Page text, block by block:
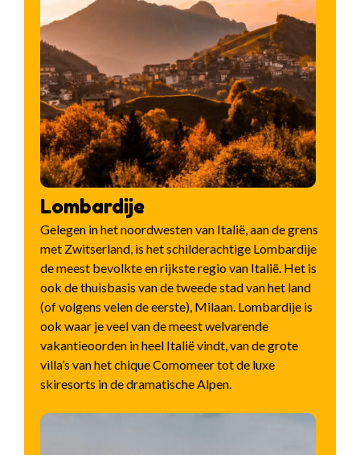
Lombardije
Gelegen in het noordwesten van Italië, aan de grens
met Zwitserland, is het schilderachtige Lombardije
de meest bevolkte en rijkste regio van Italië. Het is
ook de thuisbasis van de tweede stad van het land
(of volgens velen de eerste), Milaan. Lombardije is
ook waar je veel van de meest welvarende
vakantieoorden in heel Italië vindt, van de grote
villa’s van het chique Comomeer tot de luxe
skiresorts in de dramatische Alpen.